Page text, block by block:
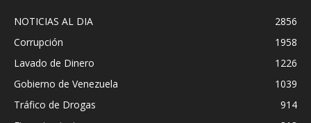
NOTICIAS AL DIA
2856
Corrupción
1958
Lavado de Dinero
1226
Gobierno de Venezuela
1039
Tráfico de Drogas
914